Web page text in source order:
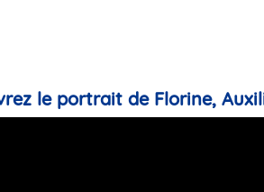
le portrait de Florine,